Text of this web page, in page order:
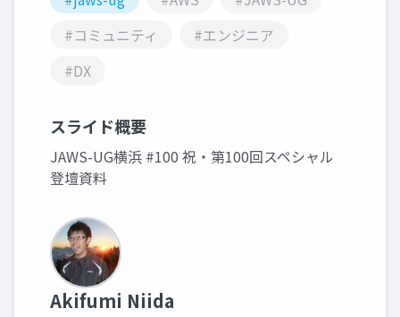
#コミュニティ
#エンジニア
#DX
スライド概要
JAWS-UG横浜 #100 祝・第100回スペシャル
登壇資料
Akifumi Niida